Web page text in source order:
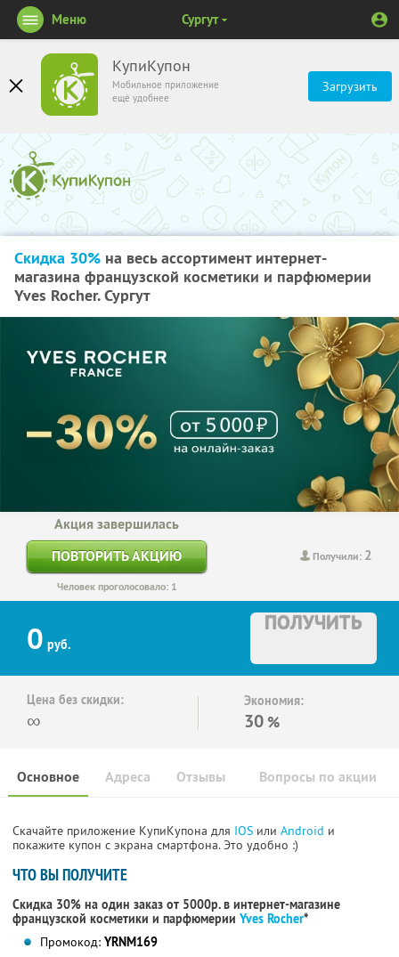
КупиКупон
Мобильное приложение
ещё удобнее
Загрузить
Меню Сургут
Скидка 30% на весь ассортимент интернет-
магазина французской косметики и парфюмерии
Yves Rocher. Сургут
Получили: 2
Акция завершилась
ПОВТОРИТЬ АКЦИЮ
Человек проголосовало: 1
0 руб.
ПОЛУЧИТЬ
Цена без скидки:
∞
Экономия:
30 %
Основное Отзывы Вопросы по акции
Адреса
Скачайте приложение КупиКупона для IOS или Android и
покажите купон с экрана смартфона. Это удобно :)
ЧТО ВЫ ПОЛУЧИТЕ
Скидка 30% на один заказ от 5000р. в интернет-магазине
французской косметики и парфюмерии Yves Rocher*
Промокод: YRNM169